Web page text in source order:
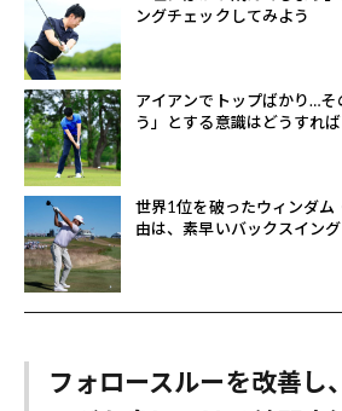
ングチェックしてみよう
アイアンでトップばかり…
う」とする意識はどうすれ
世界1位を破ったウィンダム
由は、素早いバックスイング
フォロースルーを改善し